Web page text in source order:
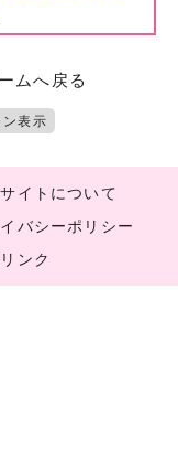
ムへ戻る
ン表示
イトについて
バシーポリシー
ンク